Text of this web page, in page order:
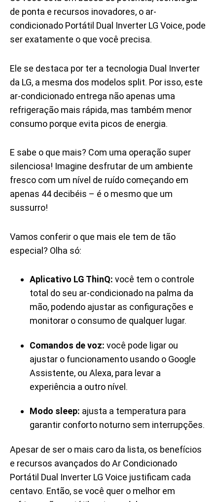
de ponta e recursos inovadores, o ar-
condicionado Portátil Dual Inverter LG Voice, pode
ser exatamente o que você precisa.
Ele se destaca por ter a tecnologia Dual Inverter
da LG, a mesma dos modelos split. Por isso, este
ar-condicionado entrega não apenas uma
refrigeração mais rápida, mas também menor
consumo porque evita picos de energia.
E sabe o que mais? Com uma operação super
silenciosa! Imagine desfrutar de um ambiente
fresco com um nível de ruído começando em
apenas 44 decibéis – é o mesmo que um
sussurro!
Vamos conferir o que mais ele tem de tão
especial? Olha só:
Aplicativo LG ThinQ: você tem o controle
total do seu ar-condicionado na palma da
mão, podendo ajustar as configurações e
monitorar o consumo de qualquer lugar.
Comandos de voz: você pode ligar ou
ajustar o funcionamento usando o Google
Assistente, ou Alexa, para levar a
experiência a outro nível.
Modo sleep: ajusta a temperatura para
garantir conforto noturno sem interrupções.
Apesar de ser o mais caro da lista, os benefícios
e recursos avançados do Ar Condicionado
Portátil Dual Inverter LG Voice justificam cada
centavo. Então, se você quer o melhor em